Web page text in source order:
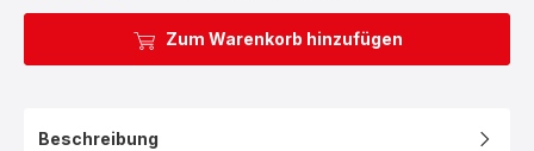
Zum Warenkorb hinzufügen
Beschreibung